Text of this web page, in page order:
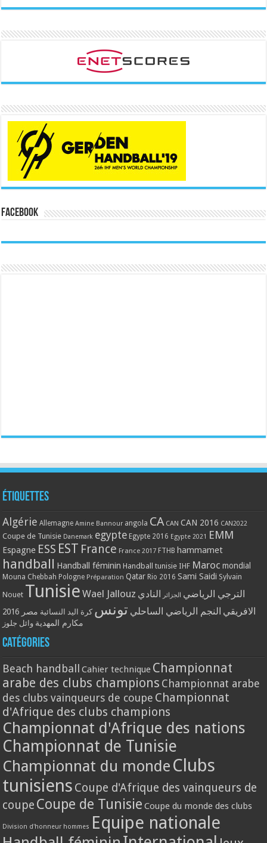
Facebook
Étiquettes
Algérie Allemagne Amine Bannour angola CA CAN CAN 2016 CAN2022
Coupe de Tunisie Danemark egypte Egypte 2016 Egypte 2021 EMM
Espagne ESS EST France France 2017 FTHB hammamet
handball Handball féminin Handball tunisie IHF Maroc mondial
Mouna Chebbah Pologne Préparation Qatar Rio 2016 Sami Saidi Sylvain
Nouet Tunisie Wael Jallouz الترجي الرياضي الجزائر النادي
الافريقي النجم الرياضي الساحلي تونس كرة اليد النسائية مصر 2016
مكارم المهدية وائل جلوز
Catégories
Beach handball Cahier technique Championnat
arabe des clubs champions Championnat arabe
des clubs vainqueurs de coupe Championnat
d'Afrique des clubs champions
Championnat d'Afrique des nations
Championnat de Tunisie
Championnat du monde Clubs
tunisiens Coupe d'Afrique des vainqueurs de
coupe Coupe de Tunisie Coupe du monde des clubs
Division d'honneur hommes Equipe nationale